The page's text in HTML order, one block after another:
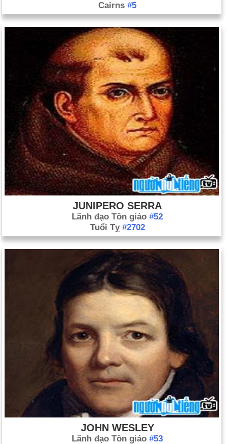
Cairns #5
JUNIPERO SERRA
Lãnh đạo Tôn giáo #52
Tuổi Tỵ #2702
JOHN WESLEY
Lãnh đạo Tôn giáo #53